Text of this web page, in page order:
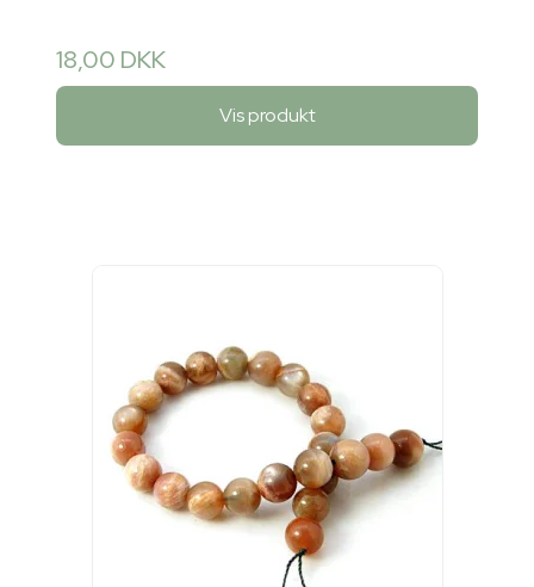
18,00 DKK
Vis produkt